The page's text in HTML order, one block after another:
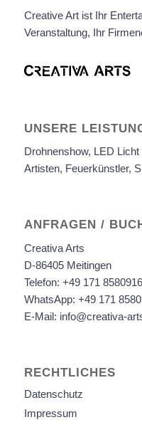
Creative Art ist Ihr
Veranstaltung, Ihr
UNSERE
Drohnenshow, LED
Artisten, Feuerkünstler,
ANFRAGEN /
Creativa Arts
D-86405 Meitingen
Telefon: +49 171 8580916
WhatsApp: +49 171
E-Mail: info@creativa-
RECHTLICHES
Datenschutz
Impressum